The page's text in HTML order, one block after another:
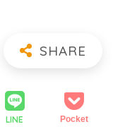
LINE Pocket